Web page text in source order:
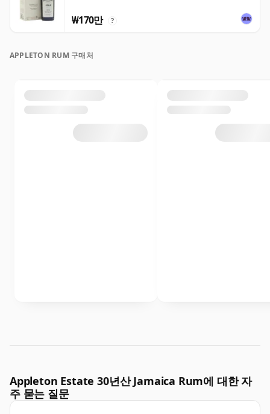
₩170만 ?
APPLETON RUM 구매처
Appleton Estate 30년산 Jamaica Rum에 대한 자
주 묻는 질문